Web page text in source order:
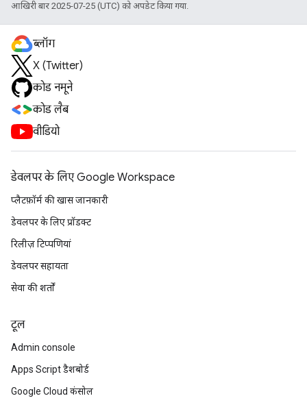
आखिरी बार 2025-07-25 (UTC) को अपडेट किया गया.
ब्लॉग
X (Twitter)
कोड नमूने
कोड लैब
वीडियो
डेवलपर के लिए Google Workspace
प्लैटफ़ॉर्म की खास जानकारी
डेवलपर के लिए प्रॉडक्ट
रिलीज़ टिप्पणियां
डेवलपर सहायता
सेवा की शर्तों
टूल
Admin console
Apps Script डैशबोर्ड
Google Cloud कंसोल